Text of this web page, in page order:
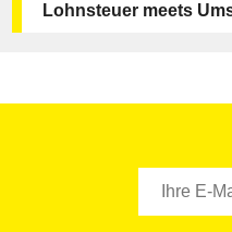
Lohnsteuer meets